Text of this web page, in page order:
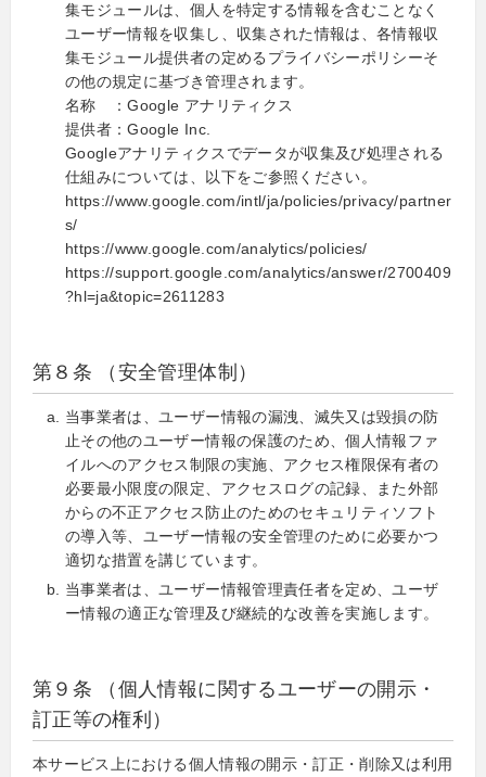
集モジュールは、個人を特定する情報を含むことなく
ユーザー情報を収集し、収集された情報は、各情報収
集モジュール提供者の定めるプライバシーポリシーそ
の他の規定に基づき管理されます。
名称 ：Google アナリティクス
提供者：Google Inc.
Googleアナリティクスでデータが収集及び処理される
仕組みについては、以下をご参照ください。
https://www.google.com/intl/ja/policies/privacy/partner
s/
https://www.google.com/analytics/policies/
https://support.google.com/analytics/answer/2700409
?hl=ja&topic=2611283
第８条 （安全管理体制）
当事業者は、ユーザー情報の漏洩、滅失又は毀損の防
止その他のユーザー情報の保護のため、個人情報ファ
イルへのアクセス制限の実施、アクセス権限保有者の
必要最小限度の限定、アクセスログの記録、また外部
からの不正アクセス防止のためのセキュリティソフト
の導入等、ユーザー情報の安全管理のために必要かつ
適切な措置を講じています。
当事業者は、ユーザー情報管理責任者を定め、ユーザ
ー情報の適正な管理及び継続的な改善を実施します。
第９条 （個人情報に関するユーザーの開示・
訂正等の権利）
本サービス上における個人情報の開示・訂正・削除又は利用